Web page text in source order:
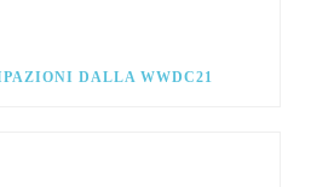
DALLA WWDC21